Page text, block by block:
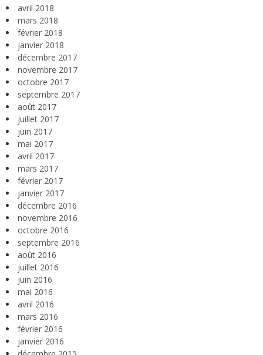
avril 2018
mars 2018
février 2018
janvier 2018
décembre 2017
novembre 2017
octobre 2017
septembre 2017
août 2017
juillet 2017
juin 2017
mai 2017
avril 2017
mars 2017
février 2017
janvier 2017
décembre 2016
novembre 2016
octobre 2016
septembre 2016
août 2016
juillet 2016
juin 2016
mai 2016
avril 2016
mars 2016
février 2016
janvier 2016